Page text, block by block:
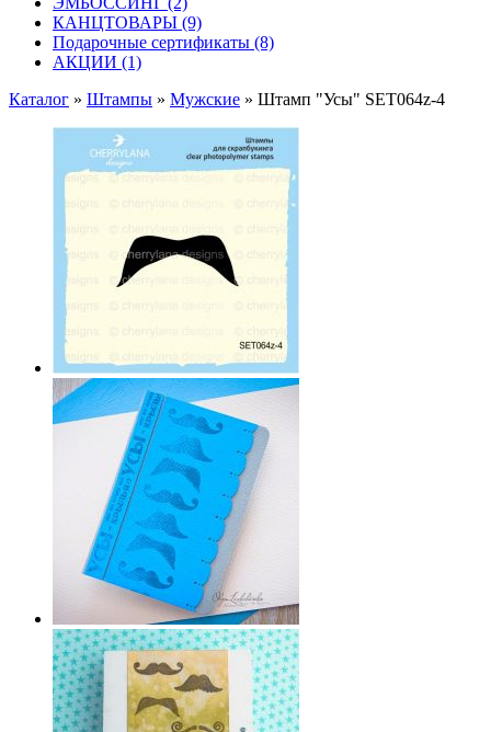
КАНЦТОВАРЫ (9)
Подарочные сертификаты (8)
АКЦИИ (1)
Каталог » Штампы » Мужские » Штамп "Усы" SET064z-4